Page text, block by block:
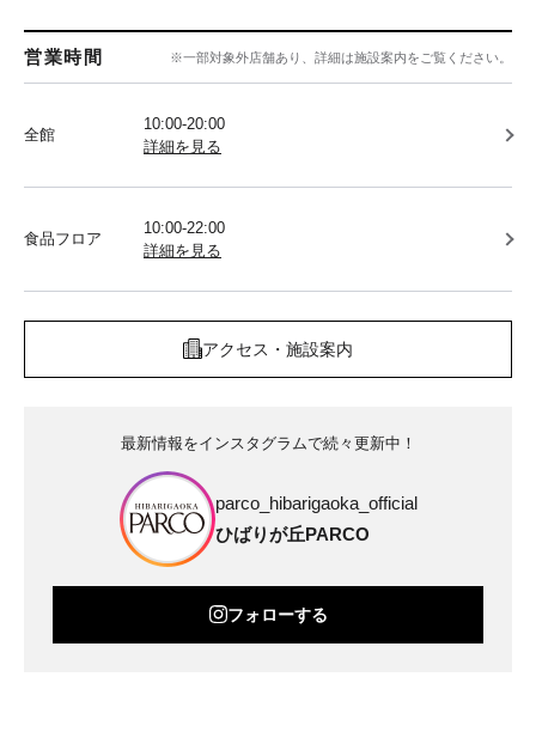
営業時間 ※一部対象外店舗あり、詳細は施設案内をご覧ください。
全館
10:00-20:00
詳細を見る
食品フロア
10:00-22:00
詳細を見る
アクセス・施設案内
最新情報をインスタグラムで続々更新中！
parco_hibarigaoka_official
ひばりが丘PARCO
フォローする